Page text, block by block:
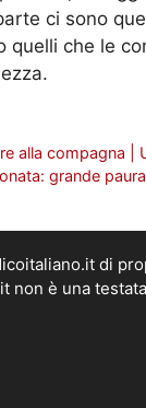
ci sono
quelli che le
alla compagna |
grande
di
non è una